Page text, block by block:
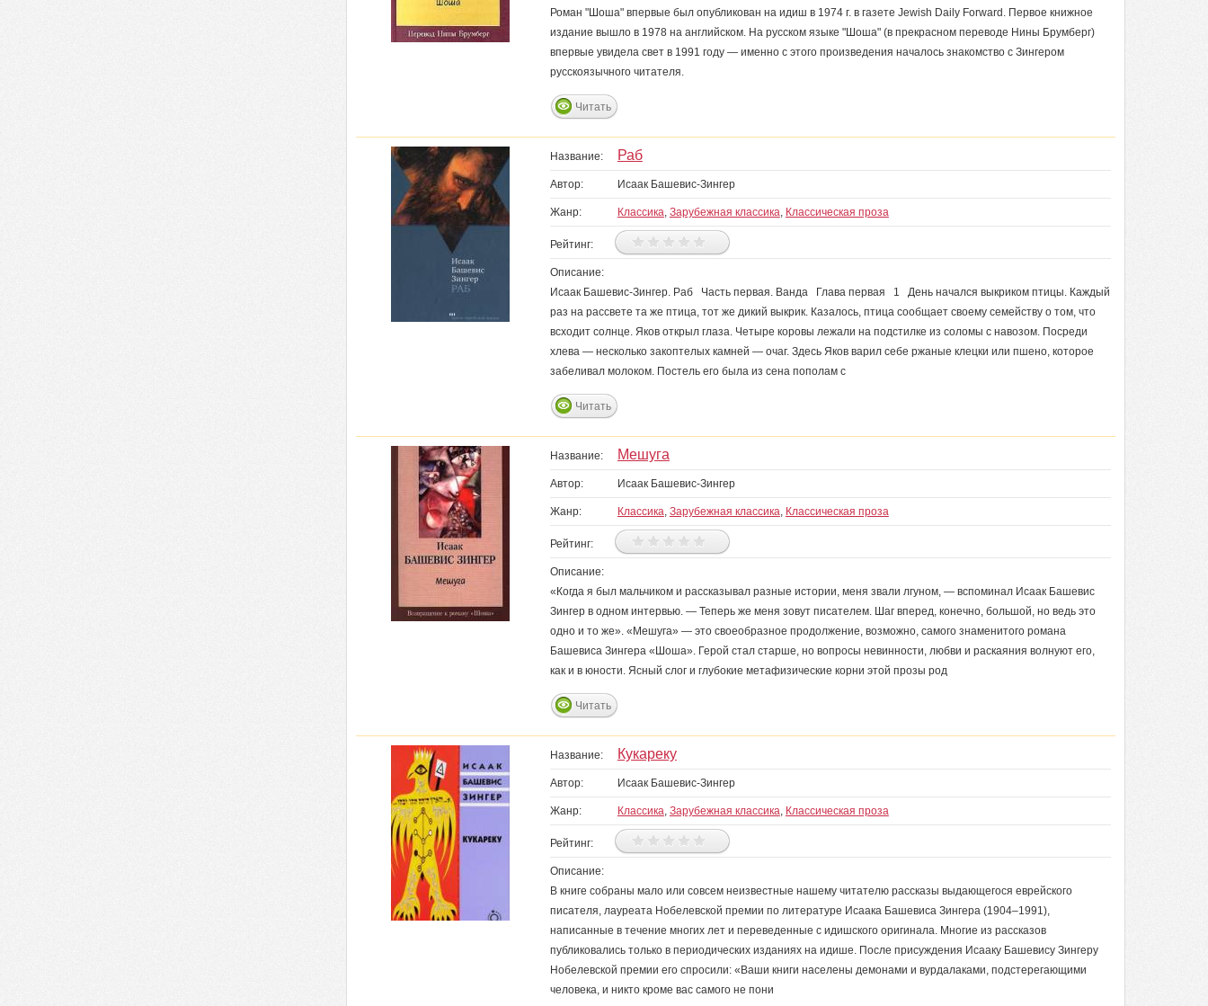
Роман "Шоша" впервые был опубликован на идиш в 1974 г. в газете Jewish Daily Forward. Первое книжное
издание вышло в 1978 на английском. На русском языке "Шоша" (в прекрасном переводе Нины Брумберг)
впервые увидела свет в 1991 году — именно с этого произведения началось знакомство с Зингером
русскоязычного читателя.
Читать
Название: Раб
Автор: Исаак Башевис-Зингер
Жанр: Классика, Зарубежная классика, Классическая проза
Рейтинг:
Описание:
Исаак Башевис-Зингер. Раб Часть первая. Ванда Глава первая 1 День начался выкриком птицы. Каждый
раз на рассвете та же птица, тот же дикий выкрик. Казалось, птица сообщает своему семейству о том, что
всходит солнце. Яков открыл глаза. Четыре коровы лежали на подстилке из соломы с навозом. Посреди
хлева — несколько закоптелых камней — очаг. Здесь Яков варил себе ржаные клецки или пшено, которое
забеливал молоком. Постель его была из сена пополам с
Читать
Название: Мешуга
Автор: Исаак Башевис-Зингер
Жанр: Классика, Зарубежная классика, Классическая проза
Рейтинг:
Описание:
«Когда я был мальчиком и рассказывал разные истории, меня звали лгуном, — вспоминал Исаак Башевис
Зингер в одном интервью. — Теперь же меня зовут писателем. Шаг вперед, конечно, большой, но ведь это
одно и то же». «Мешуга» — это своеобразное продолжение, возможно, самого знаменитого романа
Башевиса Зингера «Шоша». Герой стал старше, но вопросы невинности, любви и раскаяния волнуют его,
как и в юности. Ясный слог и глубокие метафизические корни этой прозы род
Читать
Название: Кукареку
Автор: Исаак Башевис-Зингер
Жанр: Классика, Зарубежная классика, Классическая проза
Рейтинг:
Описание:
В книге собраны мало или совсем неизвестные нашему читателю рассказы выдающегося еврейского
писателя, лауреата Нобелевской премии по литературе Исаака Башевиса Зингера (1904–1991),
написанные в течение многих лет и переведенные с идишского оригинала. Многие из рассказов
публиковались только в периодических изданиях на идише. После присуждения Исааку Башевису Зингеру
Нобелевской премии его спросили: «Ваши книги населены демонами и вурдалаками, подстерегающими
человека, и никто кроме вас самого не пони